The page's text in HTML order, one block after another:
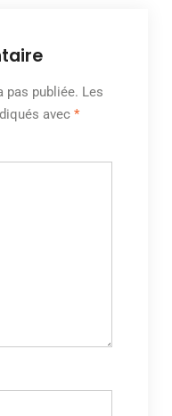
pas publiée. Les
avec *